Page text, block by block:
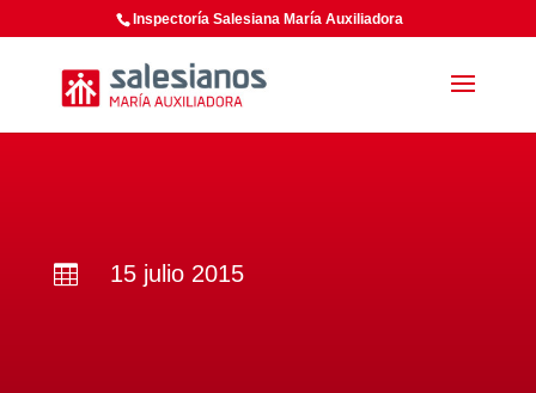
Inspectoría Salesiana María Auxiliadora
 15 julio 2015